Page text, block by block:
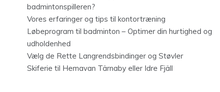
badmintonspilleren?
Vores erfaringer og tips til kontortræning
Løbeprogram til badminton – Optimer din hurtighed og
udholdenhed
Vælg de Rette Langrendsbindinger og Støvler
Skiferie til Hemavan Tärnaby eller Idre Fjäll